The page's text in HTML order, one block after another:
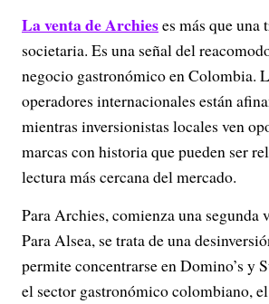
La venta de Archieses más que una
societaria. Es una señal del
negocio gastronómico en Colombia.
operadores internacionales están
mientras inversionistas locales ven
marcas con historia que pueden ser
lectura más cercana del mercado.
Para Archies, comienza una segunda
Para Alsea, se trata de una
permite concentrarse en Domino’s y
el sector gastronómico colombiano,